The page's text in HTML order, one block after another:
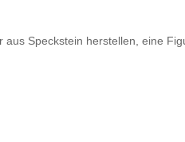
aus Speckstein herstellen, eine